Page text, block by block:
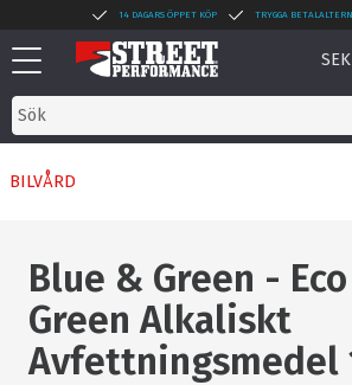
Meny
14 DAGARS ÖPPET KÖP TRYGGA
BILVÅRD
Blue & Green -
Green Alkaliskt
Avfettningsmedel